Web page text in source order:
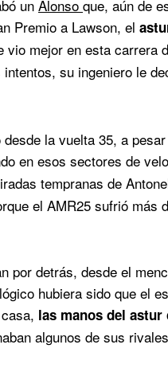
unAlonso que, aún de
Premio a Lawson, el
mejor en esta carrera
su ingeniero le
la vuelta 35, a
en esos sectores de
tempranas de
el AMR25 sufrió más
por detrás, desde el
hubiera sido que el
las manos del astur
algunos de sus